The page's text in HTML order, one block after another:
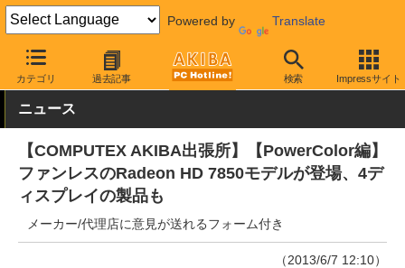
Powered by Translate
カテゴリ 過去記事 検索 Impressサイト
AKIBA PC Hotline! PCパーツ ビデオカード（グラフィックボード
ニュース
【COMPUTEX AKIBA出張所】【PowerColor編】
ファンレスのRadeon HD 7850モデルが登場、4デ
ィスプレイの製品も
メーカー/代理店に意見が送れるフォーム付き
（2013/6/7 12:10）